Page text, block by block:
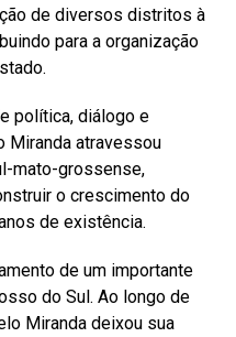
de diversos distritos à
para a organização
política, diálogo e
Miranda atravessou
mato-grossense,
o crescimento do
de existência.
de um importante
do Sul. Ao longo de
Miranda deixou sua